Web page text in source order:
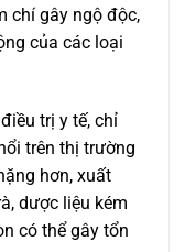
chí gây ngộ độc,
của các loại
trị y tế, chỉ
trên thị trường
hơn, xuất
dược liệu kém
có thể gây tổn